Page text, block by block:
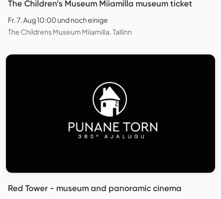
The Children’s Museum Miiamilla museum ticket
Fr. 7. Aug 10:00 und noch einige
The Childrens Museum Miiamilla, Tallinn
Red Tower - museum and panoramic cinema